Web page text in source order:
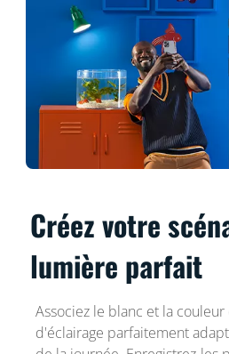
Créez votre
lumière parfait
Associez le blanc et la
d'éclairage parfaitement